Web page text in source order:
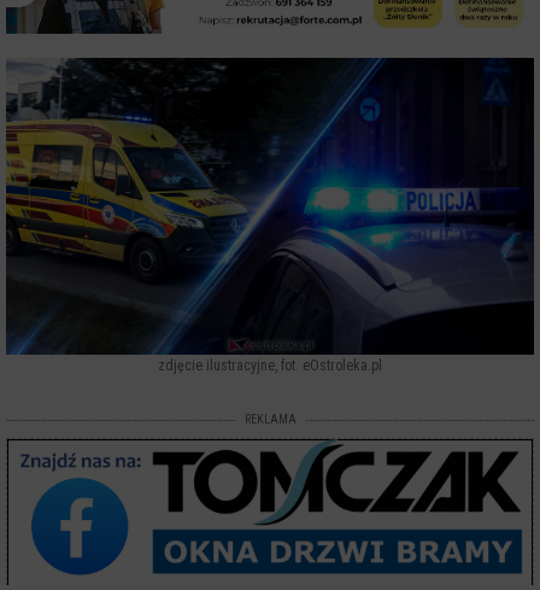
zdjęcie ilustracyjne, fot. eOstroleka.pl
REKLAMA